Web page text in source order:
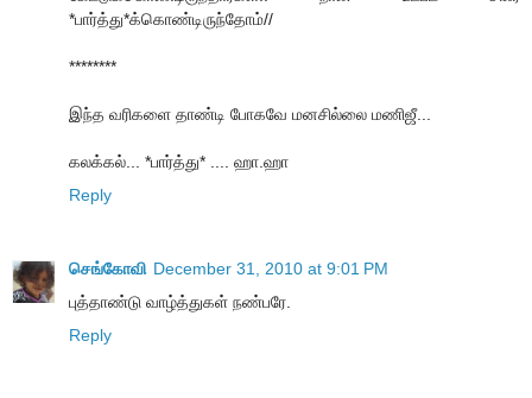
*பார்த்து*க்கொண்டிருந்தோம்//
********
இந்த வரிகளை தாண்டி போகவே மனசில்லை மணிஜீ...
கலக்கல்... *பார்த்து* .... ஹா.ஹா
Reply
செங்கோவி December 31, 2010 at 9:01 PM
புத்தாண்டு வாழ்த்துகள் நண்பரே.
Reply